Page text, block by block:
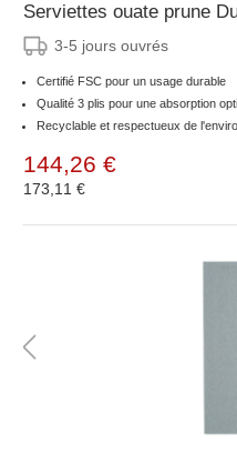
Serviettes ouate prune
3-5 jours ouvrés
Certifié FSC pour un usage durable
Qualité 3 plis pour une absorption
Recyclable et respectueux de
144,26 €
173,11 €